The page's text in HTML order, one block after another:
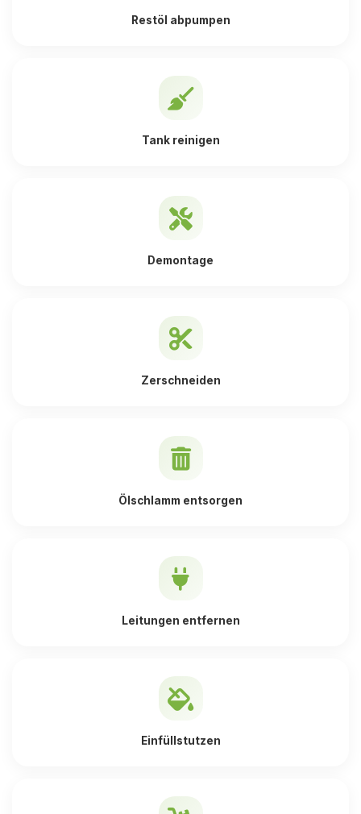
Restöl abpumpen
Tank reinigen
Demontage
Zerschneiden
Ölschlamm entsorgen
Leitungen entfernen
Einfüllstutzen